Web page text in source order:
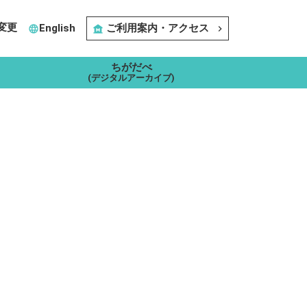
museum ご利用案内・アクセス navigate_next
更 languageEnglish
ちがだべ
(デジタルアーカイブ)